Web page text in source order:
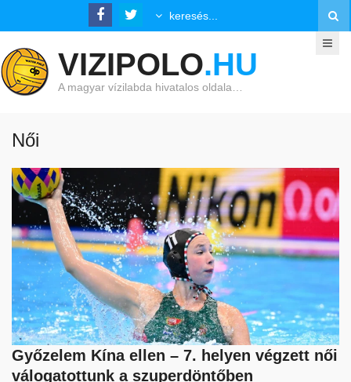
VIZIPOLO.HU
A magyar vízilabda hivatalos oldala…
Női
Győzelem Kína ellen – 7. helyen végzett női
válogatottunk a szuperdöntőben